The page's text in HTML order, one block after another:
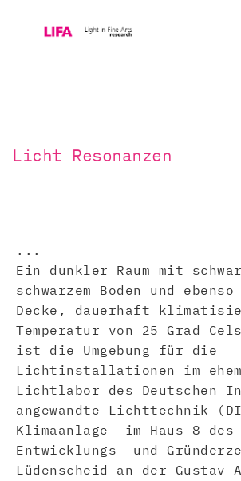
Licht Resonanzen
...
Ein dunkler Raum mit
schwarzem Boden und
Decke, dauerhaft
Temperatur von 25 Grad
ist die Umgebung für die
Lichtinstallationen im
Lichtlabor des Deutschen
angewandte Lichttechnik
Klimaanlage im Haus 8 des
Entwicklungs- und
Lüdenscheid an der